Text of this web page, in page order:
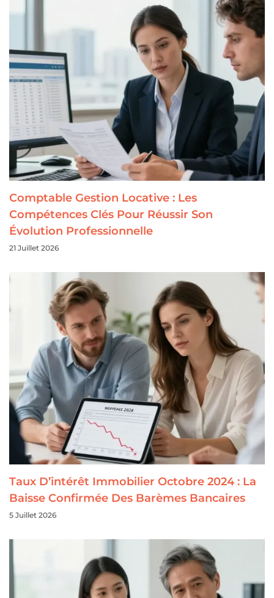
Comptable Gestion Locative : Les
Compétences Clés Pour Réussir Son
Évolution Professionnelle
21 Juillet 2026
Taux D’intérêt Immobilier Octobre 2024 : La
Baisse Confirmée Des Barèmes Bancaires
5 Juillet 2026